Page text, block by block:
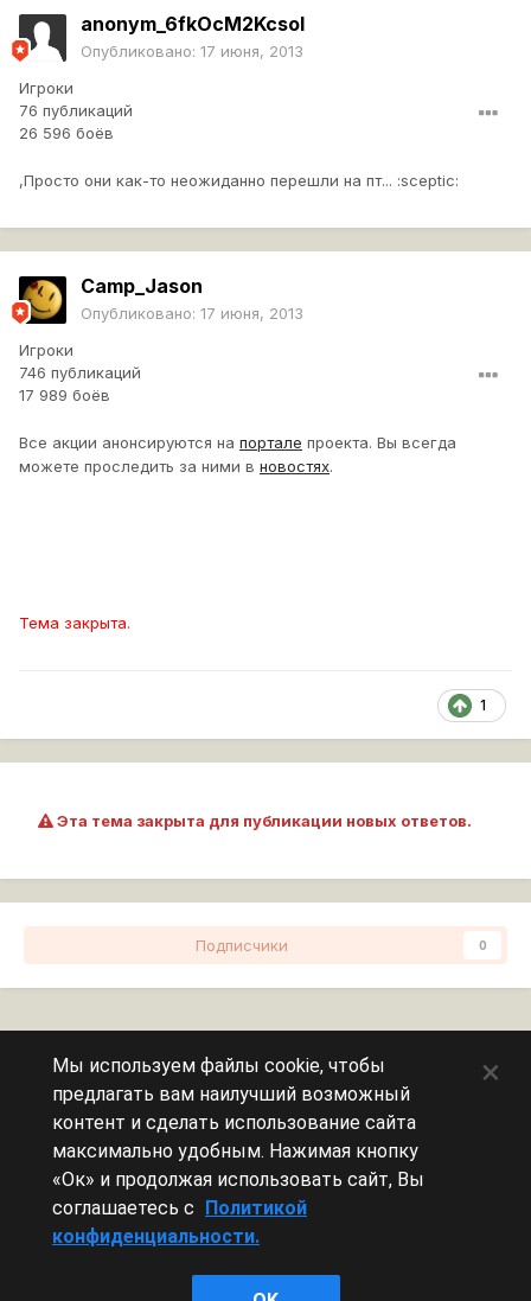
anonym_6fkOcM2KcsoI
Опубликовано: 17 июня, 2013
Игроки
76 публикаций
26 596 боёв
,Просто они как-то неожиданно перешли на пт... :sceptic:
Camp_Jason
Опубликовано: 17 июня, 2013
Игроки
746 публикаций
17 989 боёв
Все акции анонсируются на портале проекта. Вы всегда
можете проследить за ними в новостях.
Тема закрыта.
1
Эта тема закрыта для публикации новых ответов.
Подписчики 0
Сейчас на странице
Эту страницу никто не просматривает.
Леста Игры
Мы используем файлы cookie, чтобы
предлагать вам наилучший возможный
контент и сделать использование сайта
максимально удобным. Нажимая кнопку
«Ок» и продолжая использовать сайт, Вы
соглашаетесь с Политикой
конфиденциальности.
×